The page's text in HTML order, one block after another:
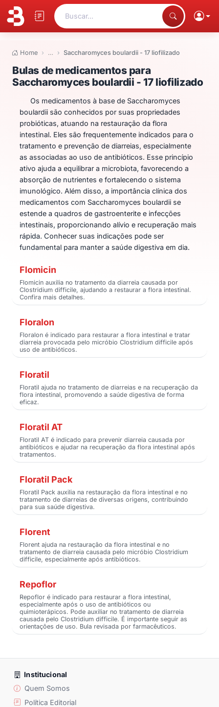
Buscar...
Home … Saccharomyces boulardii - 17 liofilizado
Bulas de medicamentos para
Bulas de medicamentos para
Saccharomyces boulardii - 17 liofilizado
Os medicamentos à base de Saccharomyces
boulardii são conhecidos por suas propriedades
probióticas, atuando na restauração da flora
intestinal. Eles são frequentemente indicados para o
tratamento e prevenção de diarreias, especialmente
as associadas ao uso de antibióticos. Esse princípio
ativo ajuda a equilibrar a microbiota, favorecendo a
absorção de nutrientes e fortalecendo o sistema
imunológico. Além disso, a importância clínica dos
medicamentos com Saccharomyces boulardii se
estende a quadros de gastroenterite e infecções
intestinais, proporcionando alívio e recuperação mais
rápida. Conhecer suas indicações pode ser
fundamental para manter a saúde digestiva em dia.
Flomicin
Flomicin auxilia no tratamento da diarreia causada por
Clostridium difficile, ajudando a restaurar a flora intestinal.
Confira mais detalhes.
Floralon
Floralon é indicado para restaurar a flora intestinal e tratar
diarreia provocada pelo micróbio Clostridium difficile após
uso de antibióticos.
Floratil
Floratil ajuda no tratamento de diarreias e na recuperação da
flora intestinal, promovendo a saúde digestiva de forma
eficaz.
Floratil AT
Floratil AT é indicado para prevenir diarreia causada por
antibióticos e ajudar na recuperação da flora intestinal após
tratamentos.
Floratil Pack
Floratil Pack auxilia na restauração da flora intestinal e no
tratamento de diarreias de diversas origens, contribuindo
para sua saúde digestiva.
Florent
Florent ajuda na restauração da flora intestinal e no
tratamento de diarreia causada pelo micróbio Clostridium
difficile, especialmente após antibióticos.
Repoflor
Repoflor é indicado para restaurar a flora intestinal,
especialmente após o uso de antibióticos ou
quimioterápicos. Pode auxiliar no tratamento de diarreia
causada pelo Clostridium difficile. É importante seguir as
orientações de uso. Bula revisada por farmacêuticos.
Institucional
Quem Somos
Política Editorial